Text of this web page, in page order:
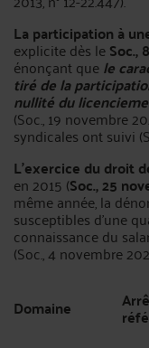
La participation à
explicite dès leSoc.,
énonçant quele
tiré de la
nullité du
(Soc., 19 novembre
syndicales ont suivi
L'exercice du droit
en 2015 (Soc., 25
même année, la
susceptibles d'une
connaissance du
(Soc., 4 novembre
Domaine